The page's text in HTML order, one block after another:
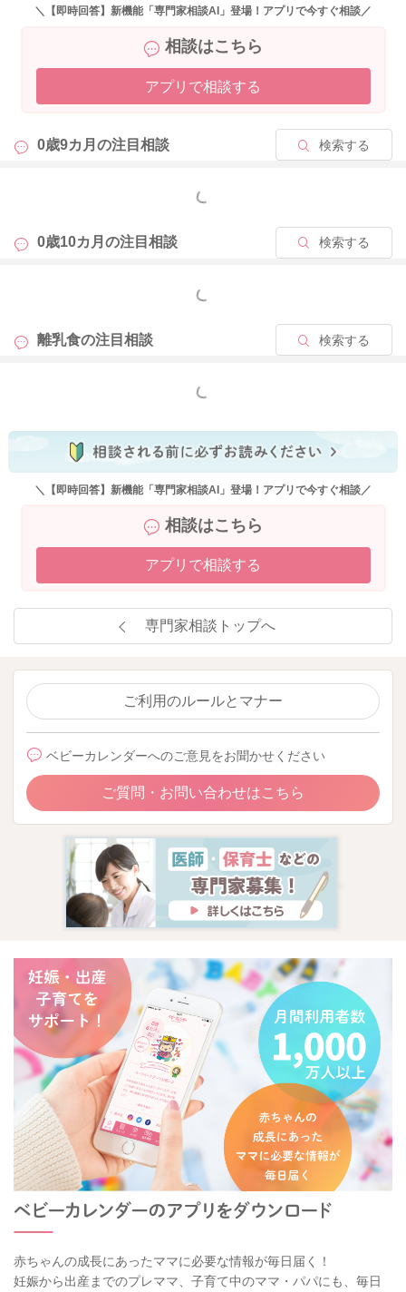
になってくると、だんだんと腸内の悪玉菌が増えてきて、腸内
善玉菌を増やす様に意識すると腸内環境が整いますので、ビフ
ィズス菌や乳酸菌や納豆菌などの善玉菌を意識して取り入れる
を取り入れる事で、メーカーによって違いのある乳酸菌を色々
と取り込めます。味噌も発酵食品ですので、離乳食の風味づけ
＼【即時回答】新機能「専門家相談AI」登場！アプリで今すぐ相談／
相談はこちら
アプリで相談する
0歳9カ月の注目相談 検索する
もっと見る
0歳10カ月の注目相談 検索する
もっと見る
離乳食の注目相談 検索する
もっと見る
＼【即時回答】新機能「専門家相談AI」登場！アプリで今すぐ相談／
相談はこちら
アプリで相談する
専門家相談トップへ
ご利用のルールとマナー
ベビーカレンダーへのご意見をお聞かせください
ご質問・お問い合わせはこちら
赤ちゃんの成長にあったママに必要な情報が毎日届く！
妊娠から出産までのプレママ、子育て中のママ・パパにも、毎日